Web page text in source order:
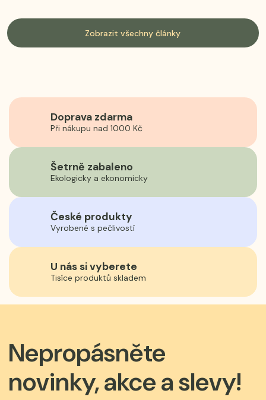
Zobrazit všechny články
Doprava zdarma
Při nákupu nad 1000 Kč
Šetrně zabaleno
Ekologicky a ekonomicky
České produkty
Vyrobené s pečlivostí
U nás si vyberete
Tisíce produktů skladem
Nepropásněte
novinky, akce a slevy!